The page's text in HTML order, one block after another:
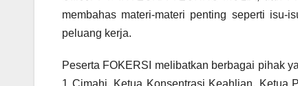
membahas materi-materi penting seperti
peluang kerja.
Peserta FOKERSI melibatkan berbagai pihak
1 Cimahi, Ketua Konsentrasi Keahlian, Ketua